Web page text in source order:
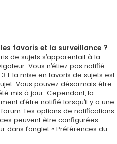
favoris et la surveillance ?
de sujets s’apparentait à la
Vous n’étiez pas notifié
la mise en favoris de sujets est
Vous pouvez désormais être
mis à jour. Cependant, la
d’être notifié lorsqu’il y a une
Les options de notifications
peuvent être configurées
dans l’onglet « Préférences du